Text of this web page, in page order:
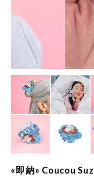
«即納» Coucou